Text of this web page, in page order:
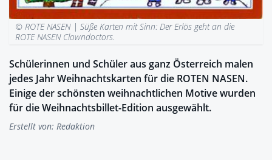
© ROTE NASEN | Süße Karten mit Sinn: Der Erlös geht an die
ROTE NASEN Clowndoctors.
Schülerinnen und Schüler aus ganz Österreich malen
jedes Jahr Weihnachtskarten für die ROTEN NASEN.
Einige der schönsten weihnachtlichen Motive wurden
für die Weihnachtsbillet-Edition ausgewählt.
Erstellt von: Redaktion